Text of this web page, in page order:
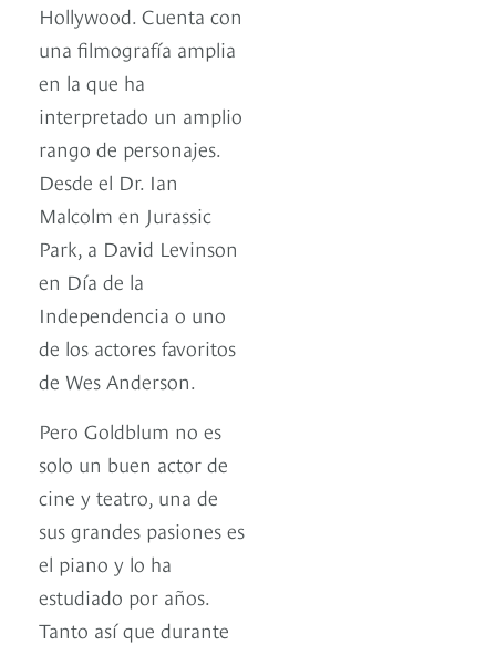
Hollywood. Cuenta con
una filmografía amplia
en la que ha
interpretado un amplio
rango de personajes.
Desde el Dr. Ian
Malcolm en Jurassic
Park, a David Levinson
en Día de la
Independencia o uno
de los actores favoritos
de Wes Anderson.
Pero Goldblum no es
solo un buen actor de
cine y teatro, una de
sus grandes pasiones es
el piano y lo ha
estudiado por años.
Tanto así que durante